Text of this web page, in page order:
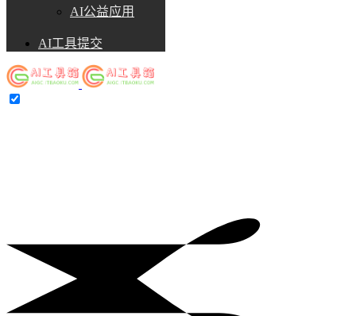
AI公益应用
AI工具提交